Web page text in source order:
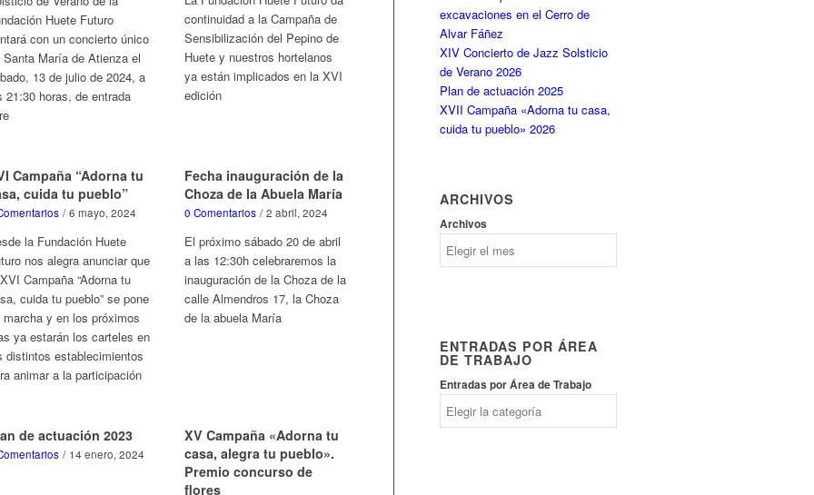
Huete Futuro
con un concierto único
Santa María de Atienza el
13 de julio de 2024, a
21:30 horas, de entrada
continuidad a la Campaña de
Sensibilización del Pepino de
Huete y nuestros hortelanos
ya están implicados en la XVI
edición
Campaña “Adorna tu
cuida tu pueblo”
/ 6 mayo, 2024
la Fundación Huete
nos alegra anunciar que
Campaña “Adorna tu
cuida tu pueblo” se pone
marcha y en los próximos
ya estarán los carteles en
distintos establecimientos
animar a la participación
Fecha inauguración de la
Choza de la Abuela María
0 Comentarios / 2 abril, 2024
El próximo sábado 20 de abril
a las 12:30h celebraremos la
inauguración de la Choza de la
calle Almendros 17, la Choza
de la abuela María
de actuación 2023
/ 14 enero, 2024
XV Campaña «Adorna tu
casa, alegra tu pueblo».
Premio concurso de
flores
excavaciones en el Cerro de
Alvar Fáñez
XIV Concierto de Jazz Solsticio
de Verano 2026
Plan de actuación 2025
XVII Campaña «Adorna tu casa,
cuida tu pueblo» 2026
ARCHIVOS
Archivos
ENTRADAS POR ÁREA
DE TRABAJO
Entradas por Área de Trabajo